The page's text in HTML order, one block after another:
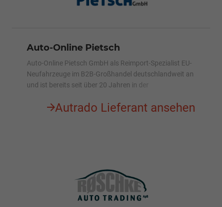
Auto-Online Pietsch
Auto-Online Pietsch GmbH als Reimport-Spezialist EU-
Neufahrzeuge im B2B-Großhandel deutschlandweit an
und ist bereits seit über 20 Jahren in der
Vettelschoß. EU-Fahrzeuge zu B2B-
Autrado Lieferant ansehen